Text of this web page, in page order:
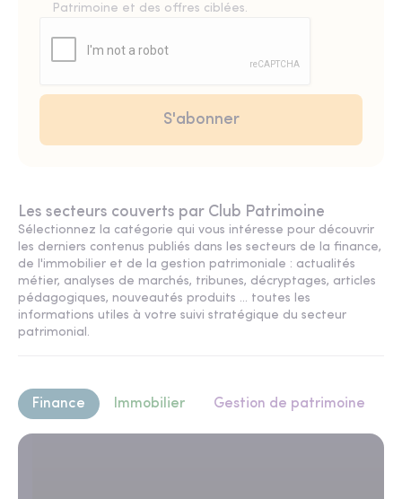
Patrimoine et des offres ciblées.
Les secteurs couverts par Club Patrimoine
Sélectionnez la catégorie qui vous intéresse pour découvrir
les derniers contenus publiés dans les secteurs de la finance,
de l'immobilier et de la gestion patrimoniale : actualités
métier, analyses de marchés, tribunes, décryptages, articles
pédagogiques, nouveautés produits ... toutes les
informations utiles à votre suivi stratégique du secteur
patrimonial.
Finance Immobilier Gestion de patrimoine